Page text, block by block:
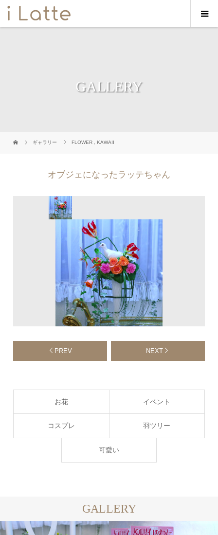
GALLERY
ギャラリー FLOWER ,KAWAII
オブジェになったラッテちゃん
PREV NEXT
お花 イベント
コスプレ 羽ツリー
可愛い
GALLERY